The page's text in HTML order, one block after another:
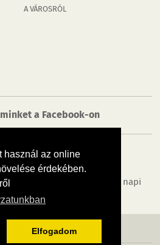
használ az online
érdekében.
Elfogadom
A VÁROSRÓL
a Facebook-on
Hírek, programok, képek, napi
ami Mosonmagyaróvár
IMPRESSZUM RÓLUNK